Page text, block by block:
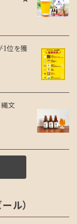
1位を獲
縄文
ル）